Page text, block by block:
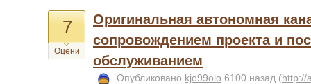
7
Оцени
Оригинальная автономная
сопровождением проекта и
обслуживанием
Опубликовано kjo99olo 6100 назад (http://